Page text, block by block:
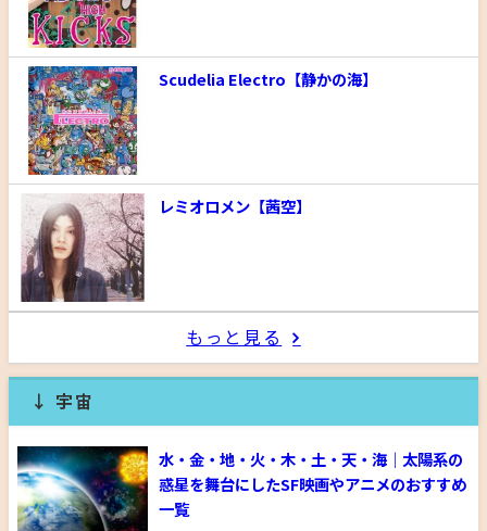
Scudelia Electro【静かの海】
レミオロメン【茜空】
もっと見る
↓ 宇宙
水・金・地・火・木・土・天・海｜太陽系の
惑星を舞台にしたSF映画やアニメのおすすめ
一覧